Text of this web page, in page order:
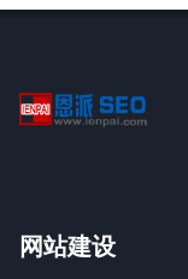
网站建设